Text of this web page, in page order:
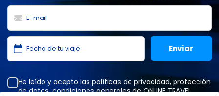
He leído y acepto las políticas de privacidad, protección
de datos,condiciones generalesde ONLINE TRAVEL